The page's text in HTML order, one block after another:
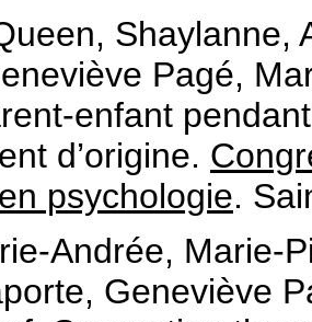
Shaylanne,
Pagé,
enfant
d’origine.
psychologie.
Andrée, Marie-
Geneviève